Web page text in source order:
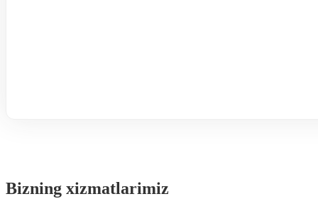
Bizning xizmatlarimiz